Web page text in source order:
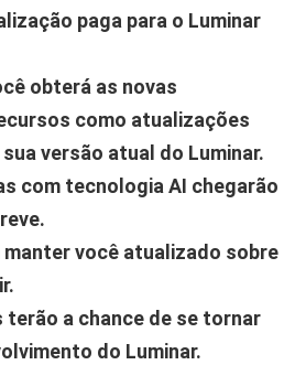
paga para o Luminar
obterá as novas
como atualizações
versão atual do Luminar.
com tecnologia AI chegarão
manter você atualizado sobre
terão a chance de se tornar
do Luminar.